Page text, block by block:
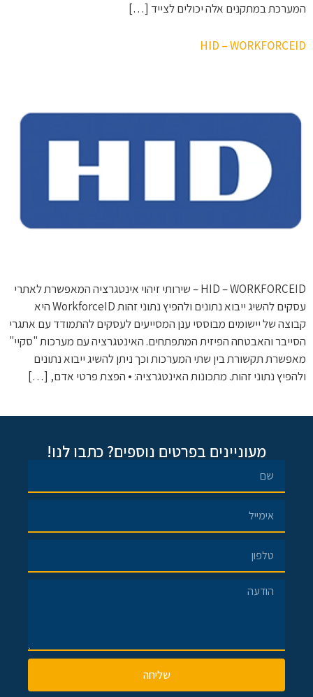
המערכת במתקנים אלה יכולים לצייד […]
HID – WORKFORCEID
HID – WORKFORCEID – שירותי זיהוי אינטגרציה המאפשרת לאתרי
עסקים להשיג ייבוא נתונים ולהפיץ נתוני זהות WorkforceID היא
קבוצה של יישומים מבוססי ענן המסייעים לעסקים להתמודד עם אתגרי
הסייבר והאבטחה הפיזית המתפתחים. האינטגרציה עם מערכות "סקיי"
מאפשרת תקשורת בין שתי המערכות וכך ניתן להשיג ייבוא נתונים
ולהפיץ נתוני זהות. מתכונות האינטגרציה: • הפצת פרטי אדם, […]
מעוניינים בפרטים נוספים? כתבו לנו!
שליחה